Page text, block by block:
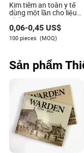
Kim tiêm an toàn y tế
dùng một lần cho liệu
pháp meso 32g 4mm
6mm
0,06-0,45 US$
100 pieces (MOQ)
Sản phẩm